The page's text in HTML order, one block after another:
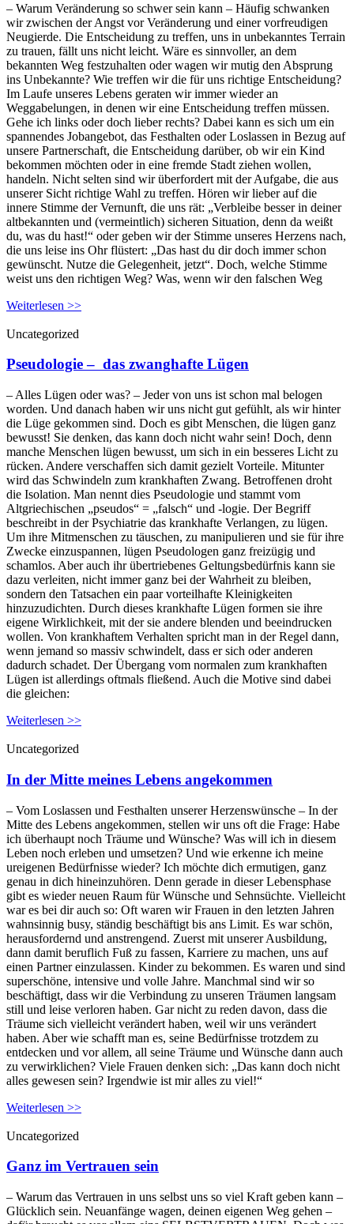
– Warum Veränderung so schwer sein kann – Häufig schwanken
wir zwischen der Angst vor Veränderung und einer vorfreudigen
Neugierde. Die Entscheidung zu treffen, uns in unbekanntes Terrain
zu trauen, fällt uns nicht leicht. Wäre es sinnvoller, an dem
bekannten Weg festzuhalten oder wagen wir mutig den Absprung
ins Unbekannte? Wie treffen wir die für uns richtige Entscheidung?
Im Laufe unseres Lebens geraten wir immer wieder an
Weggabelungen, in denen wir eine Entscheidung treffen müssen.
Gehe ich links oder doch lieber rechts? Dabei kann es sich um ein
spannendes Jobangebot, das Festhalten oder Loslassen in Bezug auf
unsere Partnerschaft, die Entscheidung darüber, ob wir ein Kind
bekommen möchten oder in eine fremde Stadt ziehen wollen,
handeln. Nicht selten sind wir überfordert mit der Aufgabe, die aus
unserer Sicht richtige Wahl zu treffen. Hören wir lieber auf die
innere Stimme der Vernunft, die uns rät: „Verbleibe besser in deiner
altbekannten und (vermeintlich) sicheren Situation, denn da weißt
du, was du hast!“ oder geben wir der Stimme unseres Herzens nach,
die uns leise ins Ohr flüstert: „Das hast du dir doch immer schon
gewünscht. Nutze die Gelegenheit, jetzt“. Doch, welche Stimme
weist uns den richtigen Weg? Was, wenn wir den falschen Weg
Weiterlesen >>
Uncategorized
Pseudologie – das zwanghafte Lügen
– Alles Lügen oder was? – Jeder von uns ist schon mal belogen
worden. Und danach haben wir uns nicht gut gefühlt, als wir hinter
die Lüge gekommen sind. Doch es gibt Menschen, die lügen ganz
bewusst! Sie denken, das kann doch nicht wahr sein! Doch, denn
manche Menschen lügen bewusst, um sich in ein besseres Licht zu
rücken. Andere verschaffen sich damit gezielt Vorteile. Mitunter
wird das Schwindeln zum krankhaften Zwang. Betroffenen droht
die Isolation. Man nennt dies Pseudologie und stammt vom
Altgriechischen „pseudos“ = „falsch“ und -logie. Der Begriff
beschreibt in der Psychiatrie das krankhafte Verlangen, zu lügen.
Um ihre Mitmenschen zu täuschen, zu manipulieren und sie für ihre
Zwecke einzuspannen, lügen Pseudologen ganz freizügig und
schamlos. Aber auch ihr übertriebenes Geltungsbedürfnis kann sie
dazu verleiten, nicht immer ganz bei der Wahrheit zu bleiben,
sondern den Tatsachen ein paar vorteilhafte Kleinigkeiten
hinzuzudichten. Durch dieses krankhafte Lügen formen sie ihre
eigene Wirklichkeit, mit der sie andere blenden und beeindrucken
wollen. Von krankhaftem Verhalten spricht man in der Regel dann,
wenn jemand so massiv schwindelt, dass er sich oder anderen
dadurch schadet. Der Übergang vom normalen zum krankhaften
Lügen ist allerdings oftmals fließend. Auch die Motive sind dabei
die gleichen:
Weiterlesen >>
Uncategorized
In der Mitte meines Lebens angekommen
– Vom Loslassen und Festhalten unserer Herzenswünsche – In der
Mitte des Lebens angekommen, stellen wir uns oft die Frage: Habe
ich überhaupt noch Träume und Wünsche? Was will ich in diesem
Leben noch erleben und umsetzen? Und wie erkenne ich meine
ureigenen Bedürfnisse wieder? Ich möchte dich ermutigen, ganz
genau in dich hineinzuhören. Denn gerade in dieser Lebensphase
gibt es wieder neuen Raum für Wünsche und Sehnsüchte. Vielleicht
war es bei dir auch so: Oft waren wir Frauen in den letzten Jahren
wahnsinnig busy, ständig beschäftigt bis ans Limit. Es war schön,
herausfordernd und anstrengend. Zuerst mit unserer Ausbildung,
dann damit beruflich Fuß zu fassen, Karriere zu machen, uns auf
einen Partner einzulassen. Kinder zu bekommen. Es waren und sind
superschöne, intensive und volle Jahre. Manchmal sind wir so
beschäftigt, dass wir die Verbindung zu unseren Träumen langsam
still und leise verloren haben. Gar nicht zu reden davon, dass die
Träume sich vielleicht verändert haben, weil wir uns verändert
haben. Aber wie schafft man es, seine Bedürfnisse trotzdem zu
entdecken und vor allem, all seine Träume und Wünsche dann auch
zu verwirklichen? Viele Frauen denken sich: „Das kann doch nicht
alles gewesen sein? Irgendwie ist mir alles zu viel!“
Weiterlesen >>
Uncategorized
Ganz im Vertrauen sein
– Warum das Vertrauen in uns selbst uns so viel Kraft geben kann –
Glücklich sein. Neuanfänge wagen, deinen eigenen Weg gehen –